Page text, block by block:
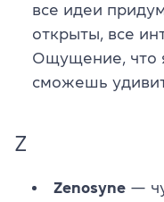
все идеи
открыты, все
Ощущение, что
сможешь
Z
Zenosyne —